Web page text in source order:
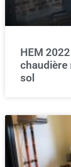
HEM
chaudière
sol